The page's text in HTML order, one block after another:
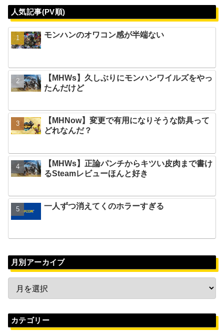
人気記事(PV順)
モンハンのオワコン感が半端ない
【MHWs】久しぶりにモンハンワイルズをやっ
たんだけど
【MHNow】変更で有用になりそうな防具って
どれなんだ？
【MHWs】正論パンチからキツい皮肉まで書け
るSteamレビューほんと好き
一人ずつ消えてくのホラーすぎる
月別アーカイブ
カテゴリー